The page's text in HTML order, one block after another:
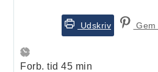
Udskriv
Forb. tid45minutter
min